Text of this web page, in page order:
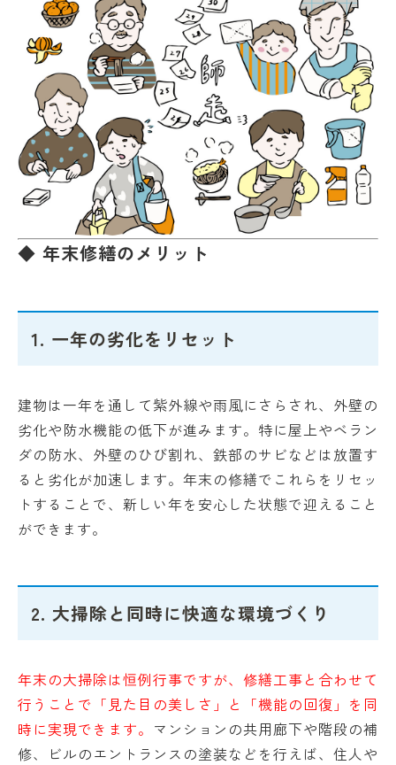
◆ 年末修繕のメリット
1. 一年の劣化をリセット
建物は一年を通して紫外線や雨風にさらされ、外壁の
劣化や防水機能の低下が進みます。特に屋上やベラン
ダの防水、外壁のひび割れ、鉄部のサビなどは放置す
ると劣化が加速します。年末の修繕でこれらをリセッ
トすることで、新しい年を安心した状態で迎えること
ができます。
2. 大掃除と同時に快適な環境づくり
年末の大掃除は恒例行事ですが、修繕工事と合わせて
行うことで「見た目の美しさ」と「機能の回復」を同
時に実現できます。 マンションの共用廊下や階段の補
修、ビルのエントランスの塗装などを行えば、住人や